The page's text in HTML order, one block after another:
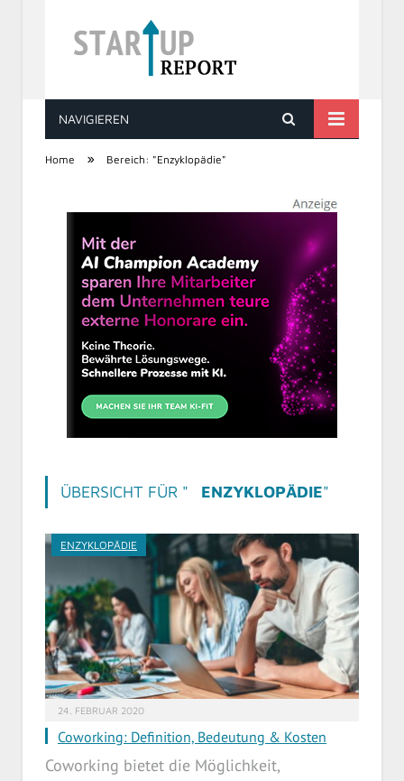
STARTUP REPORT
NAVIGIEREN
Home » Bereich: "Enzyklopädie"
ÜBERSICHT FÜR " ENZYKLOPÄDIE"
ENZYKLOPÄDIE
24. FEBRUAR 2020
Coworking: Definition, Bedeutung & Kosten
Coworking bietet die Möglichkeit,